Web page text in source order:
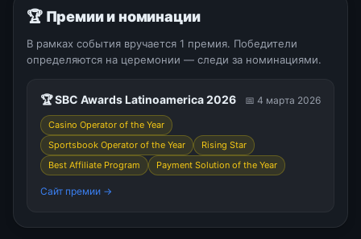
🏆 Премии и номинации
В рамках события вручается 1 премия. Победители
определяются на церемонии — следи за номинациями.
🏆 SBC Awards Latinoamerica 2026 📅 4 марта 2026
Casino Operator of the Year
Sportsbook Operator of the Year
Rising Star
Best Affiliate Program
Payment Solution of the Year
Сайт премии →